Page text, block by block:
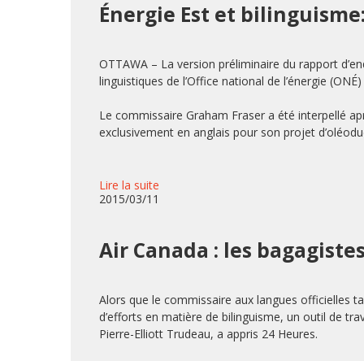
Énergie Est et
OTTAWA – La version préliminaire du rapport
linguistiques de l’Office national de l’énergie
Le commissaire Graham Fraser a été interpellé
exclusivement en anglais pour son projet
Lire la suite
2015/03/11
Air Canada : les
Alors que le commissaire aux langues officielles
d’efforts en matière de bilinguisme, un outil de
Pierre-Elliott Trudeau, a appris 24 Heures.